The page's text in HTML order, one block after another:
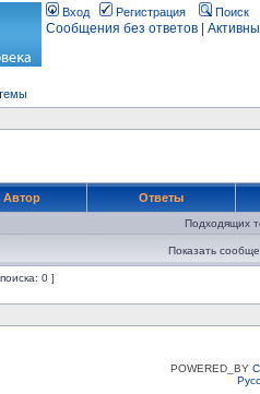
Вход Регистрация Поиск
Сообщения без ответов
Автор Ответы
Подходящих
Показать
0 ]
POWERED_BY